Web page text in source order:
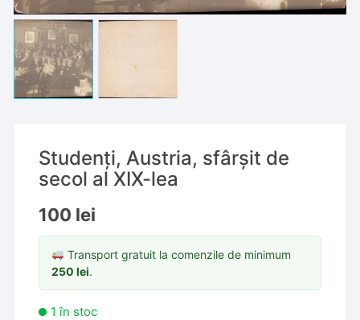
Studenți, Austria, sfârșit de
secol al XIX-lea
100 lei
Transport gratuit la comenzile de minimum
250lei.
1 în stoc